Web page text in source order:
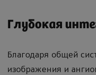
Глубокая
Благодаря общей
изображения и